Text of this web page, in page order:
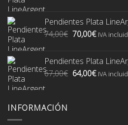
era:
74,00€.
es:
70,00€.
Pendientes Plata
74,00€ El
era:
74,00€.
70,00€El
es:
70,00€.
IVA
Pendientes Plata
67,00€ El
64,00€ElIVA
INFORMACIÓN